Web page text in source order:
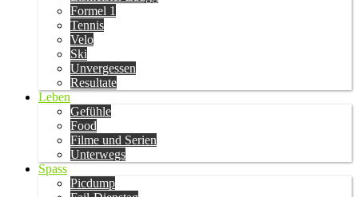
Formel 1
Tennis
Velo
Ski
Unvergessen
Resultate
Leben
Gefühle
Food
Filme und Serien
Unterwegs
Spass
Picdump